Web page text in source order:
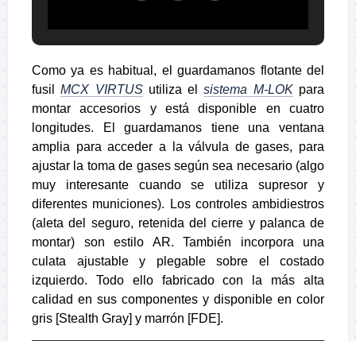
Como ya es habitual, el guardamanos flotante del
fusilMCX VIRTUSutiliza elsistema M-LOKpara
montar accesorios y está disponible en cuatro
longitudes. El guardamanos tiene una ventana
amplia para acceder a la válvula de gases, para
ajustar la toma de gases según sea necesario (algo
muy interesante cuando se utiliza supresor y
diferentes municiones). Los controles ambidiestros
(aleta del seguro, retenida del cierre y palanca de
montar) son estilo AR. También incorpora una
culata ajustable y plegable sobre el costado
izquierdo. Todo ello fabricado con la más alta
calidad en sus componentes y disponible en color
gris [Stealth Gray] y marrón [FDE].